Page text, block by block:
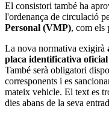
El consistori també ha
l'ordenança de circulació
Personal (VMP), com els
La nova normativa exigirà
placa identificativa
També serà obligatori
corresponents i es
mateix vehicle. El text es
dies abans de la seva